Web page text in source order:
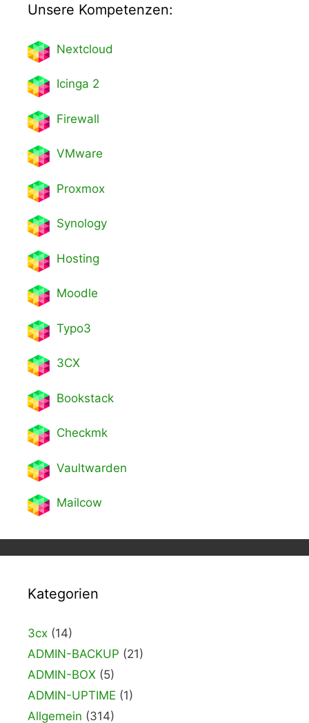
Unsere Kompetenzen:
Nextcloud
Icinga 2
Firewall
VMware
Proxmox
Synology
Hosting
Moodle
Typo3
3CX
Bookstack
Checkmk
Vaultwarden
Mailcow
Kategorien
3cx (14)
ADMIN-BACKUP (21)
ADMIN-BOX (5)
ADMIN-UPTIME (1)
Allgemein (314)